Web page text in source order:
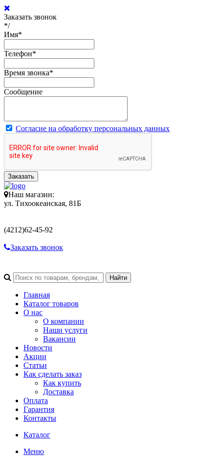
Заказать звонок
*/
Имя*
Телефон*
Время звонка*
Сообщение
Согласие на обработку персональных данных
Заказать
Наш магазин:
ул. Тихоокеанская, 81Б
(4212)62-45-92
Заказать звонок
Главная
Каталог товаров
О нас
О компании
Наши услуги
Вакансии
Новости
Акции
Статьи
Как сделать заказ
Как купить
Доставка
Оплата
Гарантия
Контакты
Каталог
Меню